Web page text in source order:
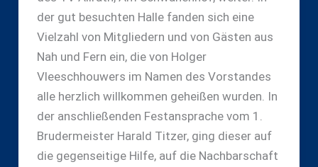
der gut besuchten Halle fanden sich eine
Vielzahl von Mitgliedern und von Gästen aus
Nah und Fern ein, die von Holger
Vleeschhouwers im Namen des Vorstandes
alle herzlich willkommen geheißen wurden. In
der anschließenden Festansprache vom 1.
Brudermeister Harald Titzer, ging dieser auf
die gegenseitige Hilfe, auf die Nachbarschaft